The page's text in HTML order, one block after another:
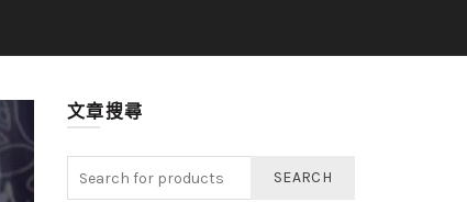
文章搜尋
SEARCH